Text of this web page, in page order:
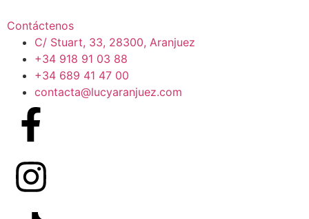
Contáctenos
C/ Stuart, 33, 28300, Aranjuez
+34 918 91 03 88
+34 689 41 47 00
contacta@lucyaranjuez.com